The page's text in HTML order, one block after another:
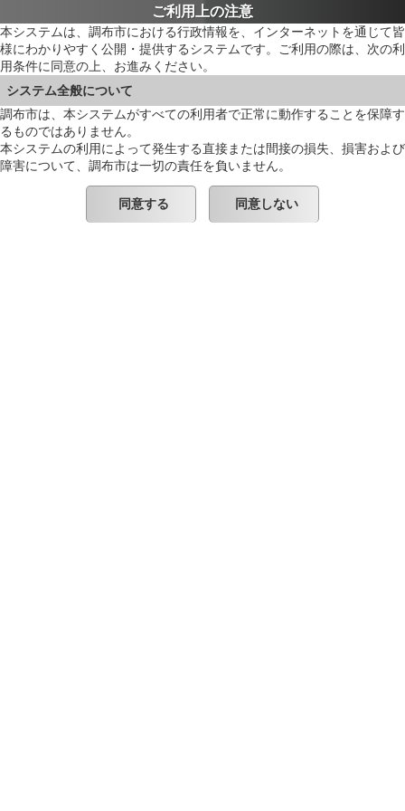
ご利用上の注意
本システムは、調布市における行政情報を、インターネットを通じて皆
様にわかりやすく公開・提供するシステムです。ご利用の際は、次の利
用条件に同意の上、お進みください。
システム全般について
調布市は、本システムがすべての利用者で正常に動作することを保障す
るものではありません。
本システムの利用によって発生する直接または間接の損失、損害および
障害について、調布市は一切の責任を負いません。
同意する 同意しない